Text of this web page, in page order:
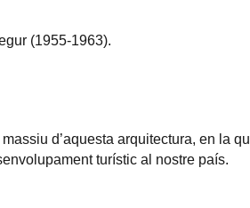
(1955-1963).
d’aquesta arquitectura, en la
turístic al nostre país.